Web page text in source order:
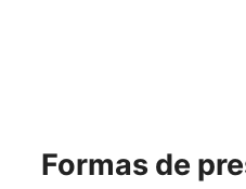
Formas de